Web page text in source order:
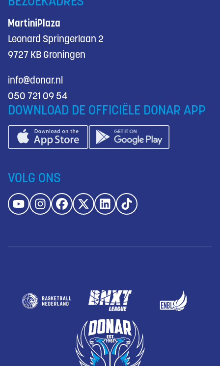
MartiniPlaza
Leonard Springerlaan 2
9727 KB Groningen
info@donar.nl
050 721 09 54
DOWNLOAD DE OFFICIËLE DONAR APP
VOLG ONS